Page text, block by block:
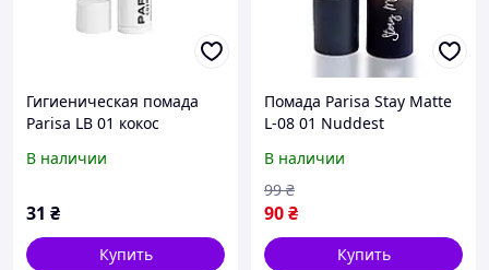
Гигиеническая помада
Parisa LB 01 кокос
В наличии
31 ₴
Купить
Помада Parisa Stay Matte
L-08 01 Nuddest
В наличии
90₴
99 ₴
Купить